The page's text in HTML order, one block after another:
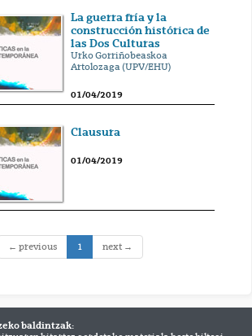
La guerra fría y la
construcción histórica de
las Dos Culturas
Urko Gorriñobeaskoa
Artolozaga (UPV/EHU)
01/04/2019
Clausura
01/04/2019
← previous 1(current)
next →
baldintzak: